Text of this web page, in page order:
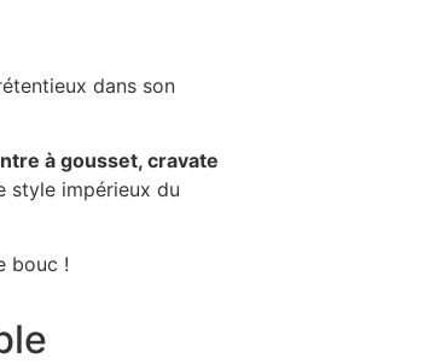
dans son
à gousset, cravate
style impérieux du
bouc !